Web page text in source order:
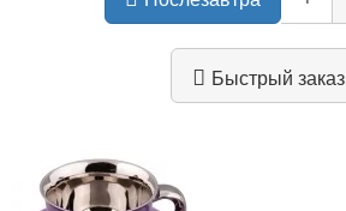
Быстрый заказ